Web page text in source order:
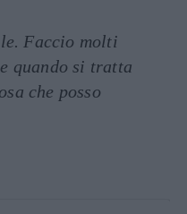
Faccio molti
quando si tratta
che posso